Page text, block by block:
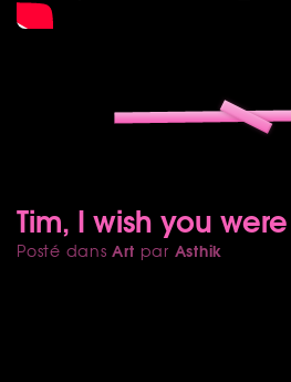
Tim, I wish you
Posté dansArt par Asthik